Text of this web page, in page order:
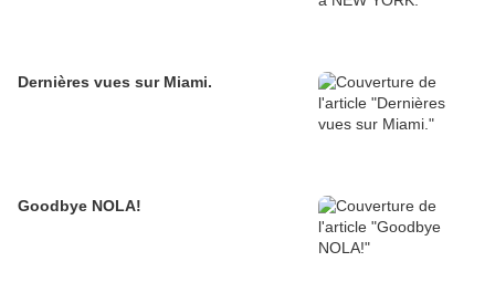
Dernières vues sur Miami.
Goodbye NOLA!